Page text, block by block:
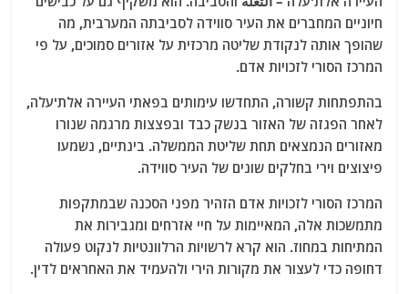
חיוניים המחברים את העיר סווידה לסביבתה המערבית, מה
שהופך אותה לנקודת שליטה מרכזית על אזורים סמוכים, על פי
המרכז הסורי לזכויות אדם.
בהתפתחות קשורה, התחדשו עימותים בפאתי העיירה אלת'עלה,
לאחר הפגזה של האזור בנשק כבד ובפצצות מרגמה שנורו
מאזורים הנמצאים תחת שליטת הממשלה. בינתיים, נשמעו
פיצוצים וירי בחלקים שונים של העיר סווידה.
המרכז הסורי לזכויות אדם הזהיר מפני הסכנה שבמתקפות
מתמשכות אלה, המאיימות על חיי אזרחים ומגבירות את
המתיחות במחוז. הוא קרא לרשויות הרלוונטיות לנקוט פעולה
דחופה כדי לעצור את מקורות הירי ולהעמיד את האחראים לדין.